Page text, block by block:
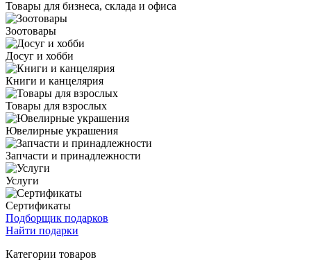
Товары для бизнеса, склада и офиса
Зоотовары
Досуг и хобби
Книги и канцелярия
Товары для взрослых
Ювелирные украшения
Запчасти и принадлежности
Услуги
Сертификаты
Подборщик подарков
Найти подарки
Категории товаров